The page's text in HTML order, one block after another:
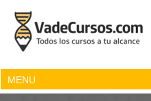
MENU